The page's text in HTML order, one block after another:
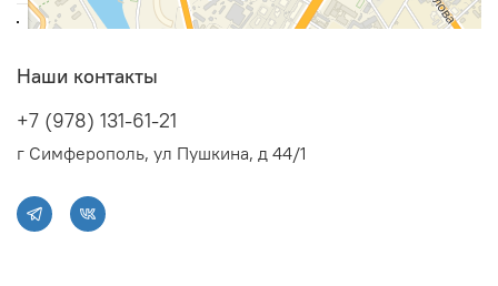
Наши контакты
+7 (978) 131-61-21
г Симферополь, ул Пушкина, д 44/1